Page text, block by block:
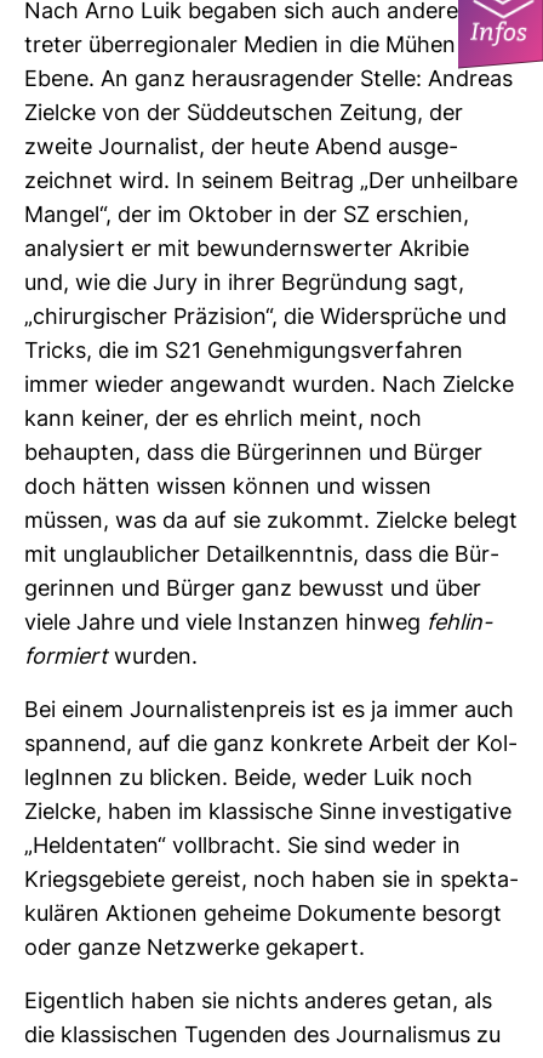
Nach Arno Luik begaben sich auch andere Ver­
treter über­re­gio­naler Medien in die Mühen der
Ebene. An ganz her­aus­ra­gender Stelle: Andreas
Zielcke von der Süd­deut­schen Zei­tung, der
zweite Jour­na­list, der heute Abend aus­ge­
zeichnet wird. In seinem Bei­trag „Der unheil­bare
Mangel“, der im Oktober in der SZ erschien,
ana­ly­siert er mit bewun­derns­werter Akribie
und, wie die Jury in ihrer Begrün­dung sagt,
„chir­ur­gi­scher Prä­zi­sion“, die Wider­sprüche und
Tricks, die im S21 Geneh­mi­gungs­ver­fahren
immer wieder ange­wandt wurden. Nach Zielcke
kann keiner, der es ehr­lich meint, noch
behaupten, dass die Bür­ge­rinnen und Bürger
doch hätten wissen können und wissen
müssen, was da auf sie zukommt. Zielcke belegt
mit unglaub­li­cher Detail­kenntnis, dass die Bür­
ge­rinnen und Bürger ganz bewusst und über
viele Jahre und viele Instanzen hinweg fehl­in­
for­miertwurden.
Bei einem Jour­na­lis­ten­preis ist es ja immer auch
span­nend, auf die ganz kon­krete Arbeit der Kol­
le­gInnen zu bli­cken. Beide, weder Luik noch
Zielcke, haben im klas­si­sche Sinne inves­ti­ga­tive
„Hel­den­taten“ voll­bracht. Sie sind weder in
Kriegs­ge­biete gereist, noch haben sie in spek­ta­
ku­lären Aktionen geheime Doku­mente besorgt
oder ganze Netz­werke geka­pert.
Eigent­lich haben sie nichts anderes getan, als
die klas­si­schen Tugenden des Jour­na­lismus zu
Infos